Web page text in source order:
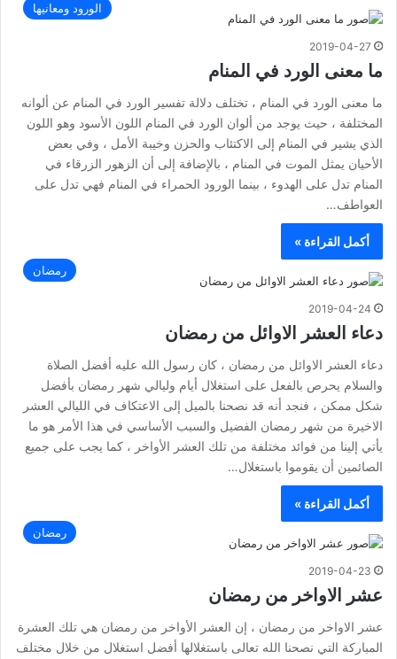
الورود ومعانيها
2019-04-27
ما معنى الورد في المنام
ما معنى الورد في المنام ، تختلف دلالة تفسير الورد في المنام عن ألوانه
المختلفة ، حيث يوجد من ألوان الورد في المنام اللون الأسود وهو اللون
الذي يشير في المنام إلى الاكتئاب والحزن وخيبة الأمل ، وفي بعض
الأحيان يمثل الموت في المنام ، بالإضافة إلى أن الزهور الزرقاء في
المنام تدل على الهدوء ، بينما الورود الحمراء في المنام فهي تدل على
العواطف…
أكمل القراءة »
رمضان
2019-04-24
دعاء العشر الاوائل من رمضان
دعاء العشر الاوائل من رمضان ، كان رسول الله عليه أفضل الصلاة
والسلام يحرص بالفعل على استغلال أيام وليالي شهر رمضان بأفضل
شكل ممكن ، فنجد أنه قد نصحنا بالميل إلى الاعتكاف في الليالي العشر
الاخيرة من شهر رمضان الفضيل والسبب الأساسي في هذا الأمر هو ما
يأتي إلينا من فوائد مختلفة من تلك العشر الأواخر ، كما يجب على جميع
الصائمين أن يقوموا باستغلال…
أكمل القراءة »
رمضان
2019-04-23
عشر الاواخر من رمضان
عشر الاواخر من رمضان ، إن العشر الأواخر من رمضان هي تلك العشرة
المباركة التي نصحنا الله تعالى باستغلالها أفضل استغلال من خلال مختلف